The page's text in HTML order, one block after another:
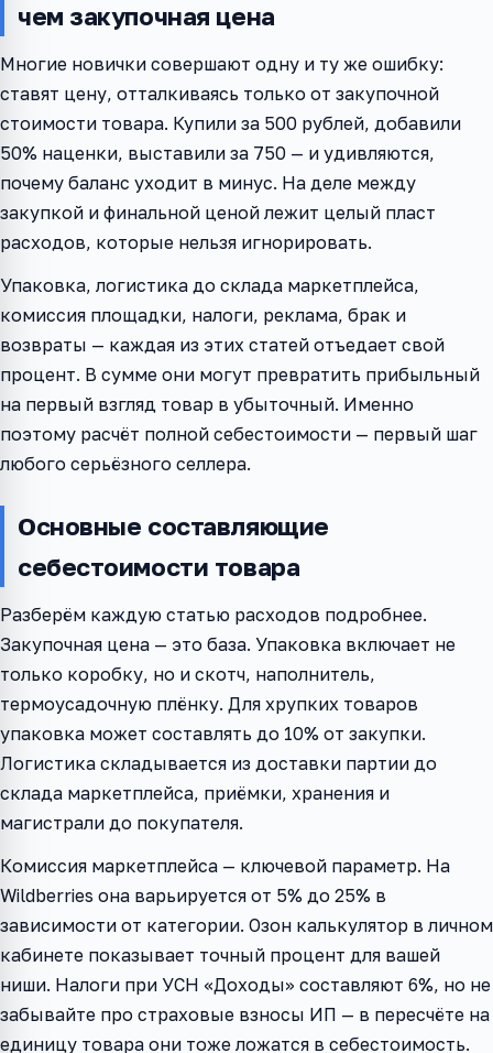
чем закупочная цена
Многие новички совершают одну и ту же ошибку:
ставят цену, отталкиваясь только от закупочной
стоимости товара. Купили за 500 рублей, добавили
50% наценки, выставили за 750 — и удивляются,
почему баланс уходит в минус. На деле между
закупкой и финальной ценой лежит целый пласт
расходов, которые нельзя игнорировать.
Упаковка, логистика до склада маркетплейса,
комиссия площадки, налоги, реклама, брак и
возвраты — каждая из этих статей отъедает свой
процент. В сумме они могут превратить прибыльный
на первый взгляд товар в убыточный. Именно
поэтому расчёт полной себестоимости — первый шаг
любого серьёзного селлера.
Основные составляющие
себестоимости товара
Разберём каждую статью расходов подробнее.
Закупочная цена — это база. Упаковка включает не
только коробку, но и скотч, наполнитель,
термоусадочную плёнку. Для хрупких товаров
упаковка может составлять до 10% от закупки.
Логистика складывается из доставки партии до
склада маркетплейса, приёмки, хранения и
магистрали до покупателя.
Комиссия маркетплейса — ключевой параметр. На
Wildberries она варьируется от 5% до 25% в
зависимости от категории. Озон калькулятор в личном
кабинете показывает точный процент для вашей
ниши. Налоги при УСН «Доходы» составляют 6%, но не
забывайте про страховые взносы ИП — в пересчёте на
единицу товара они тоже ложатся в себестоимость.